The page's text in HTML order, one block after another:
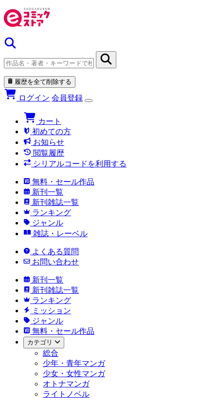
履歴を全て削除する
ログイン 会員登録
カート
初めての方
お知らせ
閲覧履歴
シリアルコードを利用する
無料・セール作品
新刊一覧
新刊雑誌一覧
ランキング
ジャンル
雑誌・レーベル
よくある質問
お問い合わせ
新刊一覧
新刊雑誌一覧
ランキング
ミッション
ジャンル
無料・セール作品
カテゴリ
総合
少年・青年マンガ
少女・女性マンガ
オトナマンガ
ライトノベル